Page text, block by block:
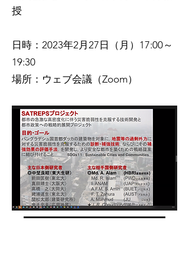
授
日時：2023年2月27日（月）17:00～
19:30
場所：ウェブ会議（Zoom）